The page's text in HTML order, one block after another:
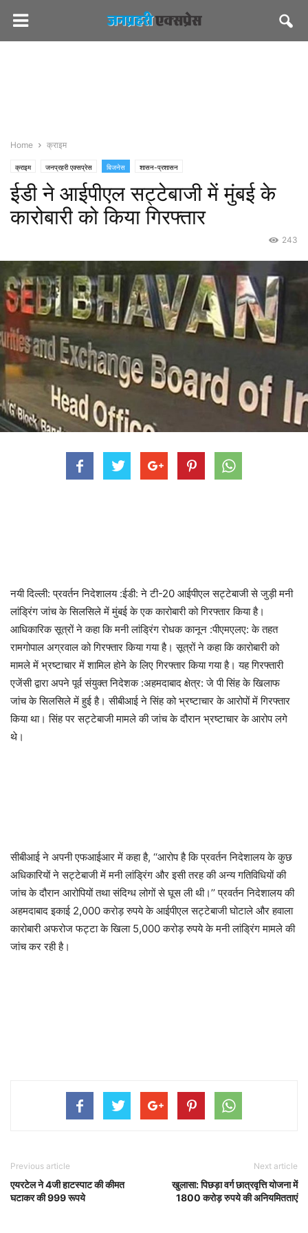
Home क्राइम
क्राइम जनप्रहरी एक्सप्रेस बिजनेस शासन-प्रशासन
ईडी ने आईपीएल सट्टेबाजी में मुंबई के
कारोबारी को किया गिरफ्तार
243
नयी दिल्ली: प्रवर्तन निदेशालय :ईडी: ने टी-20 आईपीएल सट्टेबाजी से जुड़ी मनी
लांड्रिंग जांच के सिलसिले में मुंबई के एक कारोबारी को गिरफ्तार किया है।
आधिकारिक सूत्रों ने कहा कि मनी लांड्रिंग रोधक कानून :पीएमएलए: के तहत
रामगोपाल अग्रवाल को गिरफ्तार किया गया है। सूत्रों ने कहा कि कारोबारी को
मामले में भ्रष्टाचार में शामिल होने के लिए गिरफ्तार किया गया है। यह गिरफ्तारी
एजेंसी द्वारा अपने पूर्व संयुक्त निदेशक :अहमदाबाद क्षेत्र: जे पी सिंह के खिलाफ
जांच के सिलसिले में हुई है। सीबीआई ने सिंह को भ्रष्टाचार के आरोपों में गिरफ्तार
किया था। सिंह पर सट्टेबाजी मामले की जांच के दौरान भ्रष्टाचार के आरोप लगे
थे।
सीबीआई ने अपनी एफआईआर में कहा है, ‘‘आरोप है कि प्रवर्तन निदेशालय के कुछ
अधिकारियों ने सट्टेबाजी में मनी लांड्रिंग और इसी तरह की अन्य गतिविधियों की
जांच के दौरान आरोपियों तथा संदिग्ध लोगों से घूस ली थी।’’ प्रवर्तन निदेशालय की
अहमदाबाद इकाई 2,000 करोड़ रुपये के आईपीएल सट्टेबाजी घोटाले और हवाला
कारोबारी अफरोज फट्टा के खिला 5,000 करोड़ रुपये के मनी लांड्रिंग मामले की
जांच कर रही है।
Previous article
एयरटेल ने 4जी हाटस्पाट की कीमत
घटाकर की 999 रूपये
Next article
खुलासा: पिछड़ा वर्ग छात्रवृत्ति योजना में
1800 करोड़ रुपये की अनियमितताएं